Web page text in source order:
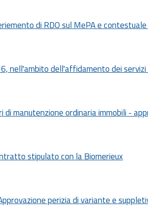
di RDO sul MePA e
nell'ambito dell'affidamento dei servizi
manutenzione ordinaria immobili -
stipulato con la Biomerieux
perizia di variante e